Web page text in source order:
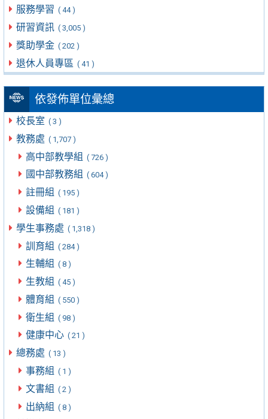
服務學習 ( 44 )
研習資訊 ( 3,005 )
獎助學金 ( 202 )
退休人員專區 ( 41 )
依發佈單位彙總
校長室 ( 3 )
教務處 ( 1,707 )
高中部教學組 ( 726 )
國中部教務組 ( 604 )
註冊組 ( 195 )
設備組 ( 181 )
學生事務處 ( 1,318 )
訓育組 ( 284 )
生輔組 ( 8 )
生教組 ( 45 )
體育組 ( 550 )
衛生組 ( 98 )
健康中心 ( 21 )
總務處 ( 13 )
事務組 ( 1 )
文書組 ( 2 )
出納組 ( 8 )